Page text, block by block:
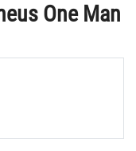
One Man